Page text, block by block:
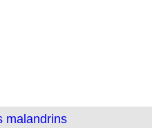
malandrins